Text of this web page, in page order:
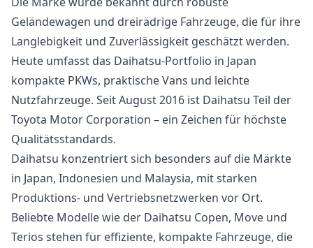
Geländewagen und dreirädrige Fahrzeuge, die für ihre
Langlebigkeit und Zuverlässigkeit geschätzt werden.
Heute umfasst das Daihatsu-Portfolio in Japan
kompakte PKWs, praktische Vans und leichte
Nutzfahrzeuge. Seit August 2016 ist Daihatsu Teil der
Toyota Motor Corporation – ein Zeichen für höchste
Qualitätsstandards.
Daihatsu konzentriert sich besonders auf die Märkte
in Japan, Indonesien und Malaysia, mit starken
Produktions- und Vertriebsnetzwerken vor Ort.
Beliebte Modelle wie der Daihatsu Copen, Move und
Terios stehen für effiziente, kompakte Fahrzeuge, die